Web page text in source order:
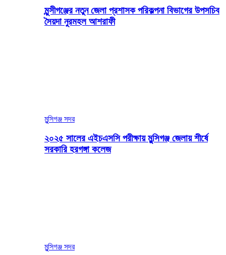
মুন্সীগঞ্জের নতুন জেলা প্রশাসক পরিকল্পনা বিভাগের উপসচিব
সৈয়দা নুরমহল আশরাফী
মুন্সিগঞ্জ সদর
২০২৫ সালের এইচএসসি পরীক্ষায় মুন্সিগঞ্জ জেলায় শীর্ষে
সরকারি হরগঙ্গা কলেজ
মুন্সিগঞ্জ সদর